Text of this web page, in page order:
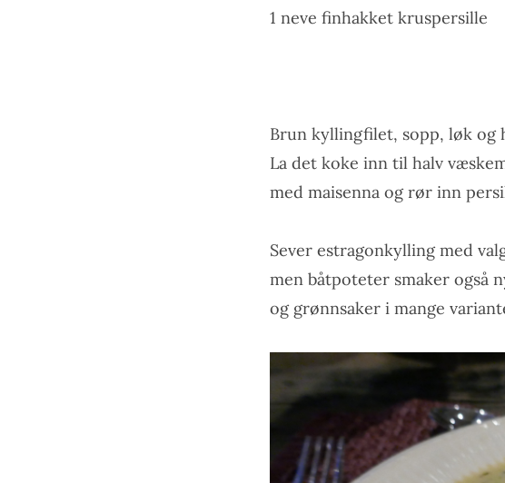
1 neve finhakket kruspersille
Brun kyllingfilet, sopp, løk og
La det koke inn til halv
med maisenna og rør inn
Sever estragonkylling med
men båtpoteter smaker også
og grønnsaker i mange